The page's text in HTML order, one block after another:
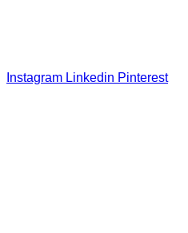
Instagram Linkedin Pinterest